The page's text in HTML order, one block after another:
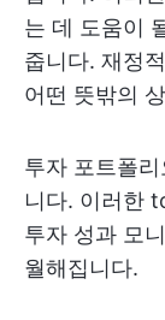
는 데 도움이
줍니다. 재정
어떤 뜻밖의
투자 포트폴
니다. 이러한
투자 성과 모
월해집니다.